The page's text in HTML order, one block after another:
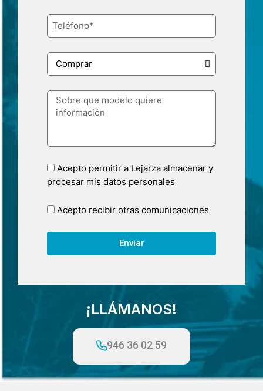
Acepto permitir a Lejarza almacenar y
procesar mis datos personales
Acepto recibir otras comunicaciones
Enviar
¡LLÁMANOS!
946 36 02 59